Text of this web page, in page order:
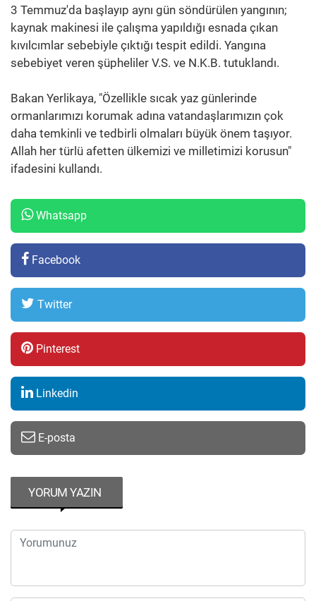
3 Temmuz'da başlayıp aynı gün söndürülen yangının;
kaynak makinesi ile çalışma yapıldığı esnada çıkan
kıvılcımlar sebebiyle çıktığı tespit edildi. Yangına
sebebiyet veren şüpheliler V.S. ve N.K.B. tutuklandı.
Bakan Yerlikaya, "Özellikle sıcak yaz günlerinde
ormanlarımızı korumak adına vatandaşlarımızın çok
daha temkinli ve tedbirli olmaları büyük önem taşıyor.
Allah her türlü afetten ülkemizi ve milletimizi korusun"
ifadesini kullandı.
Whatsapp
Facebook
Twitter
Pinterest
Linkedin
E-posta
YORUM YAZIN